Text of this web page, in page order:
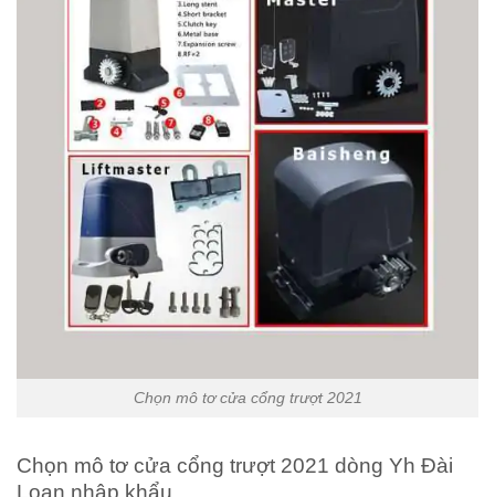
Chọn mô tơ cửa cổng trượt 2021
Chọn mô tơ cửa cổng trượt 2021 dòng Yh Đài
Loan nhập khẩu